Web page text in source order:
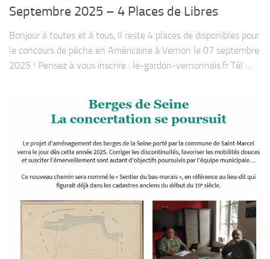
Septembre 2025 – 4 Places de Libres
Bonjour à toutes et à tous, Il reste 4 places de disponibles pour
le concours de pêche en Américaine à Vernon le 07 septembre
2025 ! Pensez à vous inscrire : le-gardon-vernonnais.fr Tél :...